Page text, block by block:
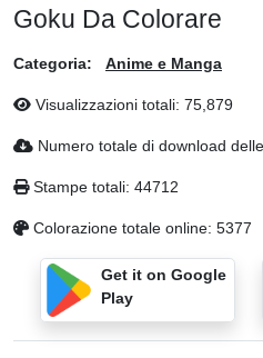
Goku Da Colorare
Categoria: Anime e Manga
Visualizzazioni totali: 75,879
Numero totale di download
Stampe totali: 44712
Colorazione totale online: 5377
Get it on Google
Play